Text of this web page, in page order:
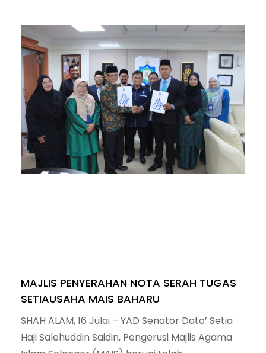
MAJLIS PENYERAHAN NOTA SERAH TUGAS
SETIAUSAHA MAIS BAHARU
SHAH ALAM, 16 Julai – YAD Senator Dato’ Setia
Haji Salehuddin Saidin, Pengerusi Majlis Agama